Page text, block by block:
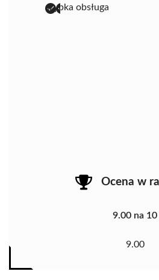
szybka obsługa
Ocena w
9.00 na 10
9.00